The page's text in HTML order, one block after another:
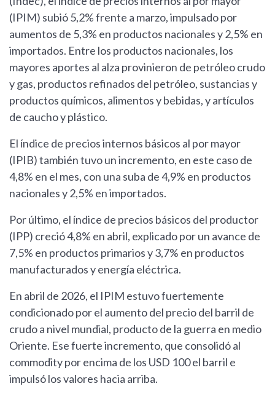
(IPIM) subió 5,2% frente a marzo, impulsado por
aumentos de 5,3% en productos nacionales y 2,5% en
importados. Entre los productos nacionales, los
mayores aportes al alza provinieron de petróleo crudo
y gas, productos refinados del petróleo, sustancias y
productos químicos, alimentos y bebidas, y artículos
de caucho y plástico.
El índice de precios internos básicos al por mayor
(IPIB) también tuvo un incremento, en este caso de
4,8% en el mes, con una suba de 4,9% en productos
nacionales y 2,5% en importados.
Por último, el índice de precios básicos del productor
(IPP) creció 4,8% en abril, explicado por un avance de
7,5% en productos primarios y 3,7% en productos
manufacturados y energía eléctrica.
En abril de 2026, el IPIM estuvo fuertemente
condicionado por el aumento del precio del barril de
crudo a nivel mundial, producto de la guerra en medio
Oriente. Ese fuerte incremento, que consolidó al
commodity por encima de los USD 100 el barril e
impulsó los valores hacia arriba.